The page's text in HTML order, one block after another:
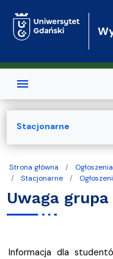
Strona główna
Stacjonarne
Uwaga grupa
Informacja dla
Stacjonarne